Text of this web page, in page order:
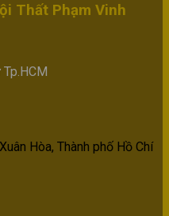
Thất Phạm Vinh
Hòa, Thành phố Hồ Chí